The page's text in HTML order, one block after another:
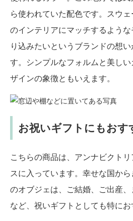
ら使われていた配色です。スウ
のインテリアにマッチするよう
り込みたいというブランドの想
す。シンプルなフォルムと美し
ザインの象徴ともいえます。
お祝いギフトにもおす
こちらの商品は、アンナビクト
スに入っています。幸せな国から
のオブジェは、ご結婚、ご出産
など、祝いギフトとしても特にお